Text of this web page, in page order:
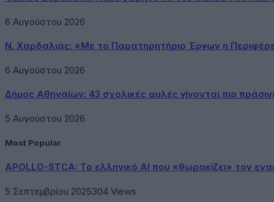
6 Αυγούστου 2026
Ν. Χαρδαλιάς: «Με το Παρατηρητήριο Έργων η
6 Αυγούστου 2026
Δήμος Αθηναίων: 43 σχολικές αυλές γίνονται πιο
5 Αυγούστου 2026
Most Popular
APOLLO-STCA: Το ελληνικό AI που «θωρακίζει» τον
5 Σεπτεμβρίου 2025304 Views